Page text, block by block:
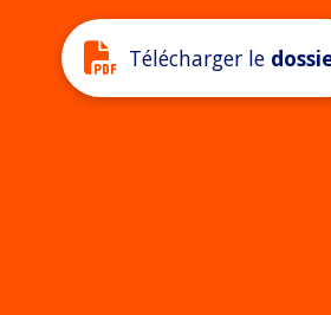
Télécharger le